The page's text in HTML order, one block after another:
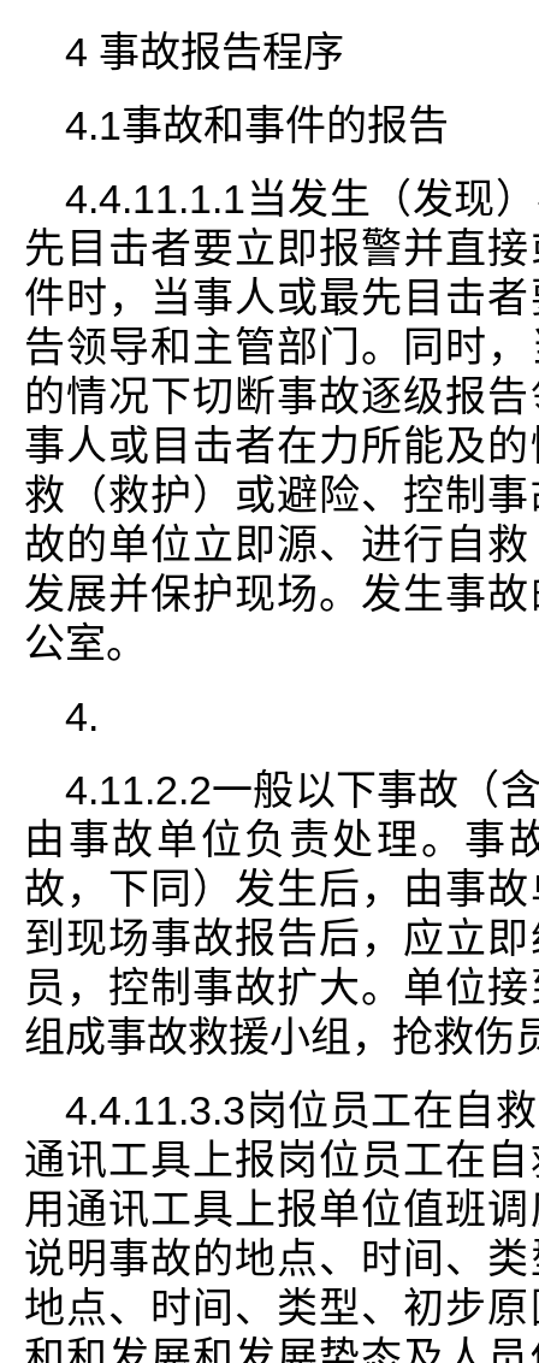
4 事故报告程序
4.1事故和事件的报告
4.4.11.1.1当发生（发现
先目击者要立即报警并直
件时，当事人或最先目击
告领导和主管部门。同时
的情况下切断事故逐级报
事人或目击者在力所能及
救（救护）或避险、控制
故的单位立即源、进行自
发展并保护现场。发生事
公室。
4.
4.11.2.2一般以下事故（
由事故单位负责处理。事
故，下同）发生后，由事
到现场事故报告后，应立
员，控制事故扩大。单位
组成事故救援小组，抢救伤
4.4.11.3.3岗位员工在自
通讯工具上报岗位员工在
用通讯工具上报单位值班
说明事故的地点、时间、
地点、时间、类型、初步